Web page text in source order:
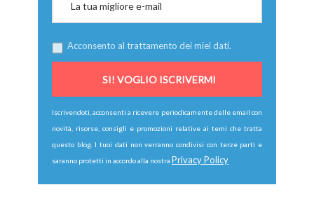
Acconsento al trattamento dei miei dati.
Iscrivendoti, acconsenti a ricevere periodicamente delle email con
novità, risorse, consigli e promozioni relative ai temi che tratta
questo blog. I tuoi dati non verranno condivisi con terze parti e
saranno protetti in accordo alla nostra Privacy Policy